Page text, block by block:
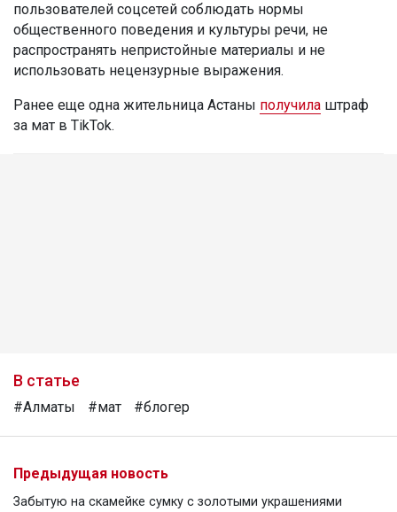
пользователей соцсетей соблюдать нормы
общественного поведения и культуры речи, не
распространять непристойные материалы и не
использовать нецензурные выражения.
Ранее еще одна жительница Астаны получила штраф
за мат в TikTok.
В статье
#Алматы #мат #блогер
Предыдущая новость
Забытую на скамейке сумку с золотыми украшениями